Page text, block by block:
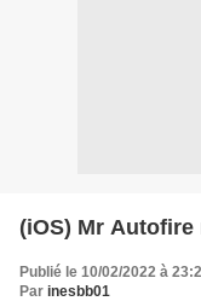
(iOS) Mr
Publié le 10/02/2022 à
Par inesbb01